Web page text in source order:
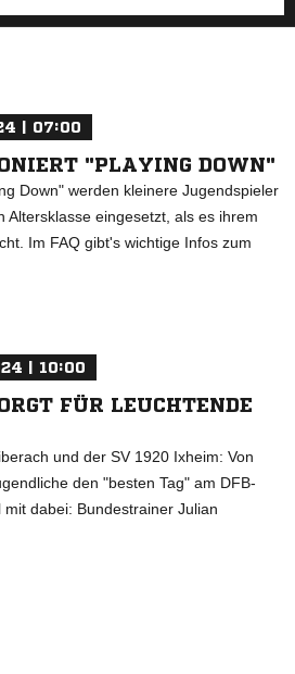
| 07:00
"PLAYING DOWN"
Down" werden kleinere Jugendspieler
Altersklasse eingesetzt, als es ihrem
Im FAQ gibt's wichtige Infos zum
| 10:00
FÜR LEUCHTENDE
und der SV 1920 Ixheim: Von
den "besten Tag" am DFB-
dabei: Bundestrainer Julian